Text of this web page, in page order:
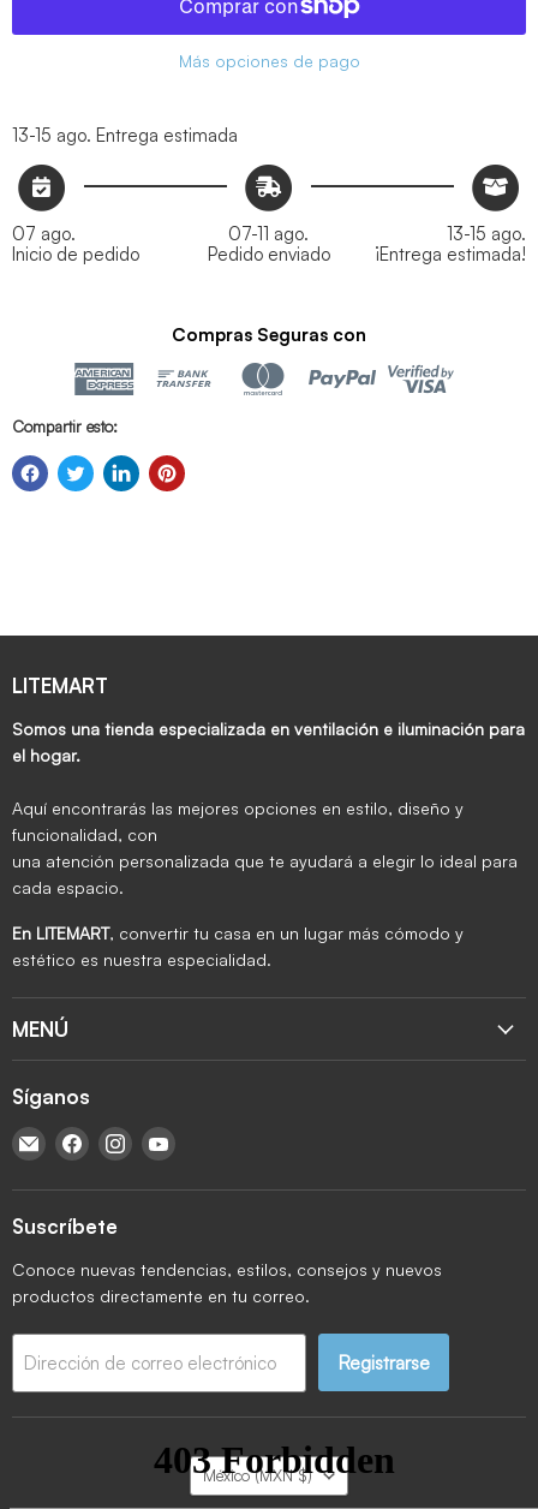
Más opciones de pago
13-15 ago. Entrega estimada
07 ago.
Inicio de pedido
07-11 ago.
Pedido enviado
13-15 ago.
¡Entrega estimada!
Compras Seguras con
Compartir esto:
LITEMART
Somos una tienda especializada en ventilación e iluminación para
el hogar.
Aquí encontrarás las mejores opciones en estilo, diseño y
funcionalidad, con
una atención personalizada que te ayudará a elegir lo ideal para
cada espacio.
En LITEMART, convertir tu casa en un lugar más cómodo y
estético es nuestra especialidad.
MENÚ
Síganos
Encuéntrenos en Correo electrónico
Encuéntrenos en Facebook
Encuéntrenos en Instagram
Suscríbete
Conoce nuevas tendencias, estilos, consejos y nuevos
productos directamente en tu correo.
Dirección de correo electrónico Registrarse
País
México (MXN $)